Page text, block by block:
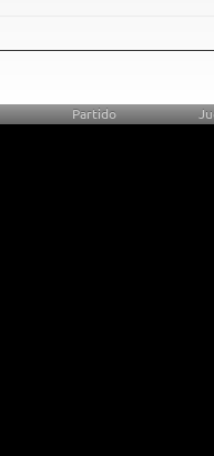
Partido